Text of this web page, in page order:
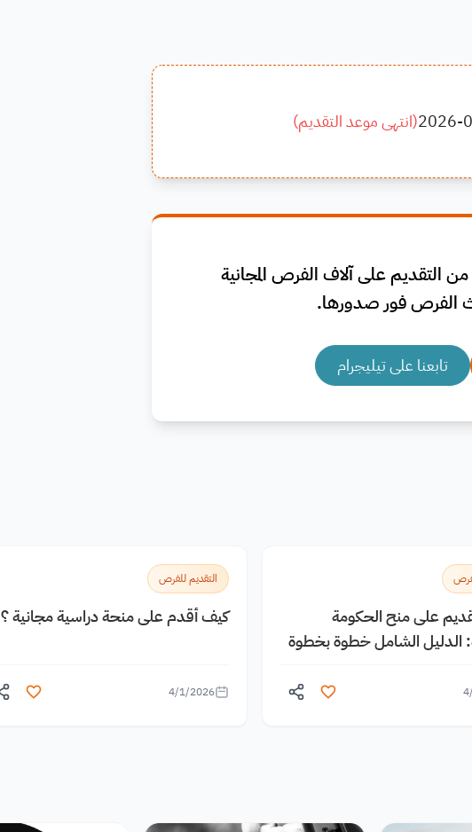
2026-
(انتهى موعد التقديم)
التقديم على آلاف الفرص المجانية
الفرص فور صدورها.
تابعنا على تيليجرام
على منح الحكومة
الدليل الشامل خطوة بخطوة
التقديم للفرص
كيف أقدم على منحة دراسية مجانية ؟
4/1/2026